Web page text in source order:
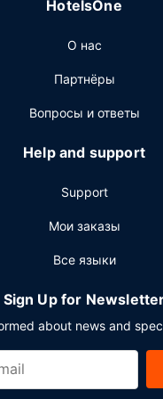
7:30 до 10:30, по
предоставляется
химчистка или прачечная
работа стойки
HotelsOne
О нас
Партнёры
Вопросы и ответы
Help and support
Support
Мои заказы
Все языки
Sign Up for
about news and